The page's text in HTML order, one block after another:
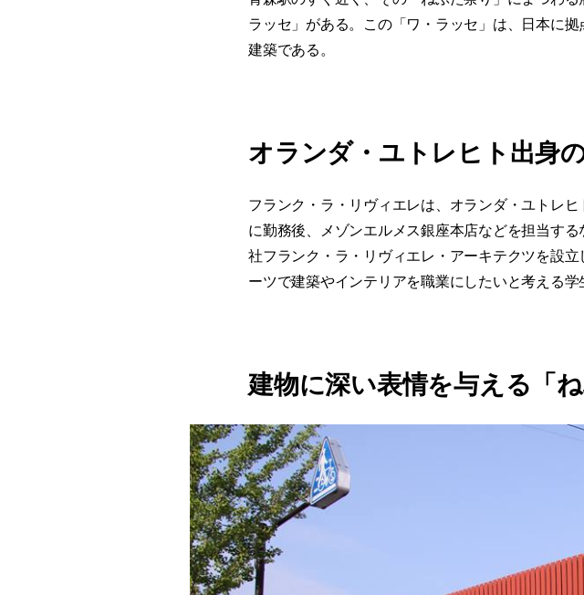
ラッセ」がある。この「ワ・ラッセ」は、日本に
建築である。
オランダ・ユトレヒト出身
フランク・ラ・リヴィエレは、オランダ・ユトレ
に勤務後、メゾンエルメス銀座本店などを担当す
社フランク・ラ・リヴィエレ・アーキテクツを設
ーツで建築やインテリアを職業にしたいと考える学
建物に深い表情を与える「